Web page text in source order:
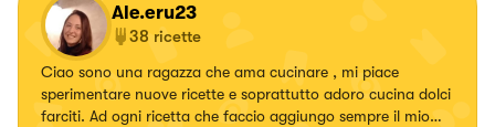
Ale.eru23
38 ricette
Ciao sono una ragazza che ama cucinare , mi piace
sperimentare nuove ricette e soprattutto adoro cucina dolci
farciti. Ad ogni ricetta che faccio aggiungo sempre il mio